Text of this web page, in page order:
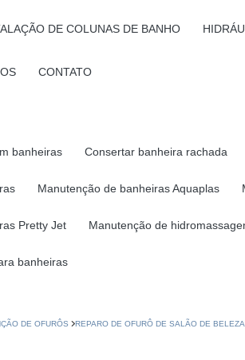
DE COLUNAS DE BANHO
CONTATO
banheiras Consertar banheira rachada
Manutenção de banheiras Aquaplas
Pretty Jet Manutenção de
banheiras
DE OFURÔS REPARO DE OFURÔ DE SALÃO DE BELEZA